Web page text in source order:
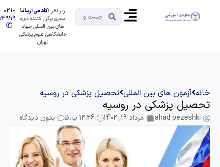
زیر نظرآکادمی آریـانـا
مجری برگزار کننده دوره
های بین المللی جهاد
دانشگاهی علوم پزشکی
021-
91494999
✆
آزمون های بین المللی تحصیل پزشکی در روسیه
پزشکی در روسیه
jahad pezeshki مرداد 19, 1402 12:26 ب.ظ بدون دیدگاه